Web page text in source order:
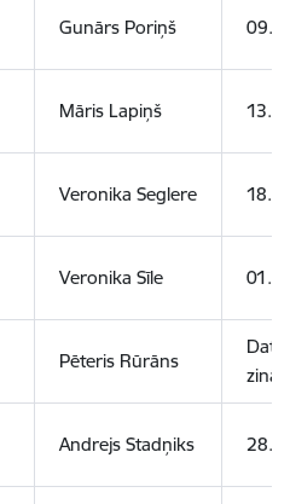
Gunārs Poriņš
Māris Lapiņš
Veronika Seglere
Veronika Sīle
Pēteris Rūrāns
Dati
Andrejs Stadņiks